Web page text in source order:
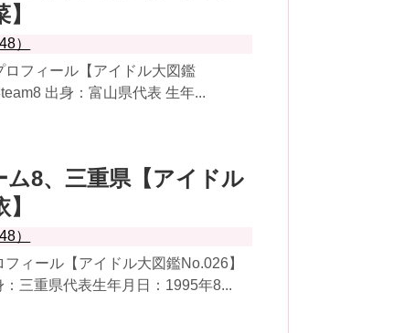
）
フィール【アイドル大図鑑
出身：富山県代表 生年...
8、三重県【アイドル
）
ィール【アイドル大図鑑No.026】
三重県代表生年月日：1995年8...